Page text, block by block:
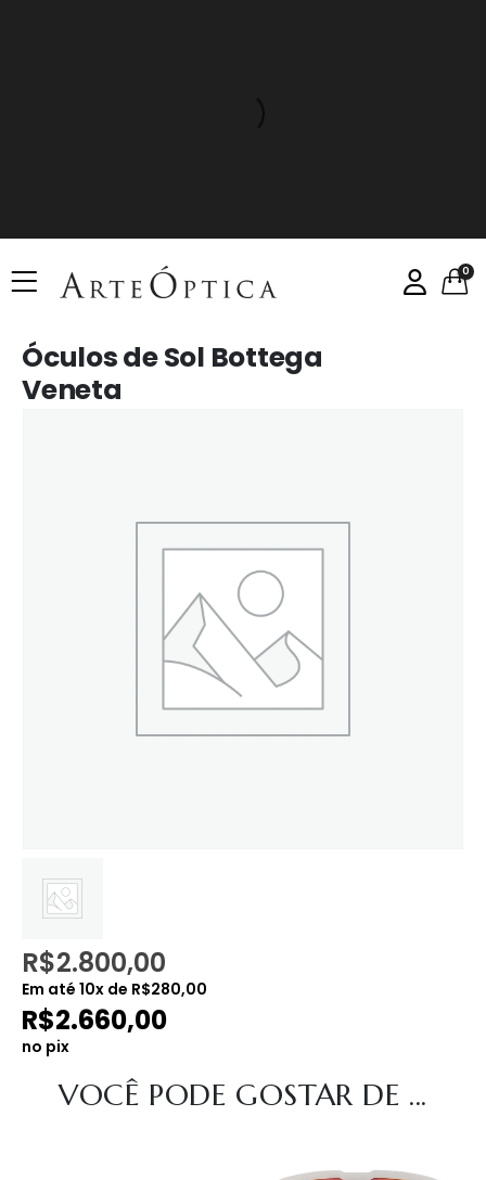
0
Óculos de Sol Bottega
Veneta
R$2.800,00
Em até 10x de R$280,00
R$2.660,00
no pix
VOCÊ PODE GOSTAR DE ...